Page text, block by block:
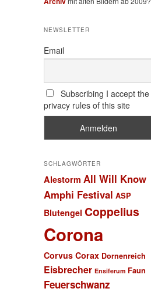
NEWSLETTER
Email
Subscribing I accept the
privacy rules of this site
SCHLAGWÖRTER
Alestorm All Will Know
Amphi Festival ASP
Blutengel Coppelius
Corona
Corvus Corax Dornenreich
Eisbrecher Ensiferum Faun
Feuerschwanz